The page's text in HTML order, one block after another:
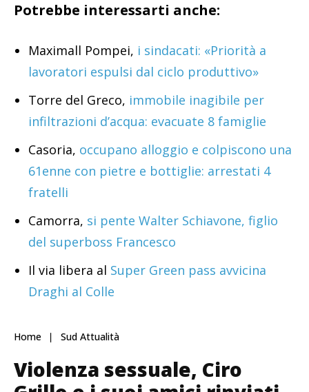
Potrebbe interessarti anche:
Maximall Pompei, i sindacati: «Priorità a
lavoratori espulsi dal ciclo produttivo»
Torre del Greco, immobile inagibile per
infiltrazioni d’acqua: evacuate 8 famiglie
Casoria, occupano alloggio e colpiscono una
61enne con pietre e bottiglie: arrestati 4
fratelli
Camorra, si pente Walter Schiavone, figlio
del superboss Francesco
Il via libera al Super Green pass avvicina
Draghi al Colle
Home Sud Attualità
Violenza sessuale, Ciro